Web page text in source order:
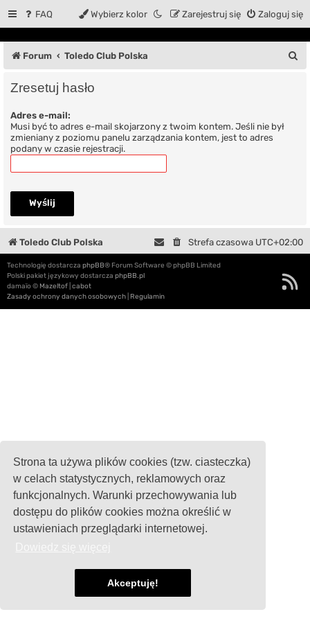
Strona ta używa plików cookies (tzw. ciasteczka)
w celach statystycznych, reklamowych oraz
funkcjonalnych. Warunki przechowywania lub
dostępu do plików cookies można określić w
ustawieniach przeglądarki internetowej.
Akceptuję!
FAQ Zaloguj się
Zarejestruj się
Wybierz kolor
Forum Toledo Club Polska
Zresetuj hasło
Adres e-mail:
Musi być to adres e-mail skojarzony z twoim kontem. Jeśli nie był
zmieniany z poziomu panelu zarządzania kontem, jest to adres
podany w czasie rejestracji.
Toledo Club Polska Strefa czasowa UTC+02:00
Technologię dostarcza phpBB® Forum Software © phpBB Limited
Polski pakiet językowy dostarcza phpBB.pl
damaïo © Mazeltof cabot
Zasady ochrony danych osobowych
Regulamin